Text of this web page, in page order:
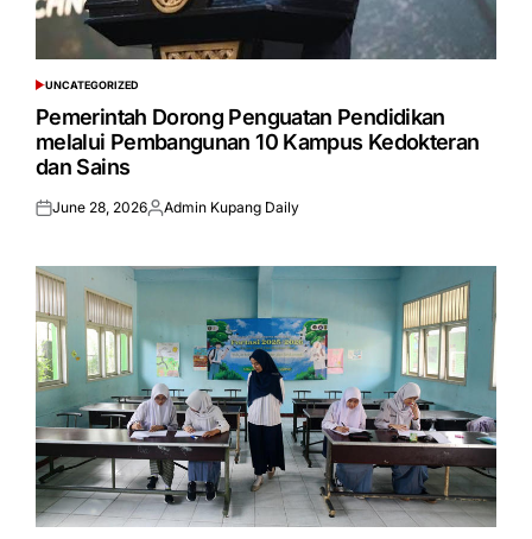
POSTED
IN
UNCATEGORIZED
Pemerintah Dorong Penguatan Pendidikan
melalui Pembangunan 10 Kampus Kedokteran
dan Sains
Posted
June 28, 2026Posted
Admin Kupang Daily